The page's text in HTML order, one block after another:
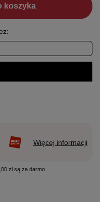
koszyka
Więcej informacji
zł są za darmo